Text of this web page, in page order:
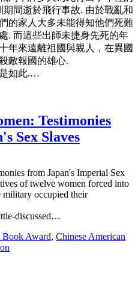
間逝於飛行事故. 由於戰亂和
的家人大多未能得知他們死難
. 而這些出師未捷身先死的年
年來遠離祖國與親人，在異國
敵報國的雄心.
如此.…
Testimonies
Sex Slaves
from Japan's Imperial Sex
of twelve women forced into
military occupied their
discussed…
Award, Chinese American